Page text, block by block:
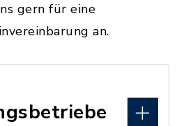
gern für eine
an.